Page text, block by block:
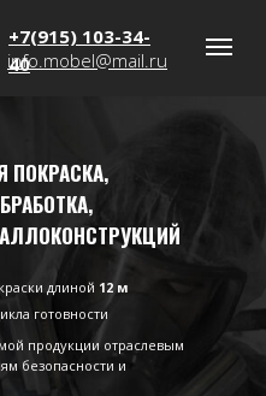
+7(915) 103-34-
40
info.mobel@mail.ru
длиной 12 м
готовности
продукции отраслевым
безопасности и
ПОКРАСКА,